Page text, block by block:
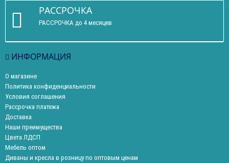
РАССРОЧКА
РАССРОЧКА до 4 месяцев
ИНФОРМАЦИЯ
О магазине
Политика конфиденциальности
Условия соглашения
Рассрочка платежа
Доставка
Наши преимущества
Цвета ЛДСП
Мебель оптом
Диваны и кресла в розницу по оптовым ценам